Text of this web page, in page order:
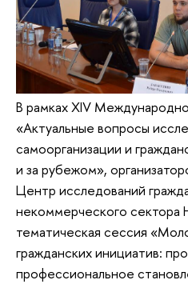
В рамках XIV
«Актуальные вопросы
самоорганизации и
и за рубежом»,
Центр исследований
некоммерческого
тематическая сессия
гражданских инициатив:
профессиональное